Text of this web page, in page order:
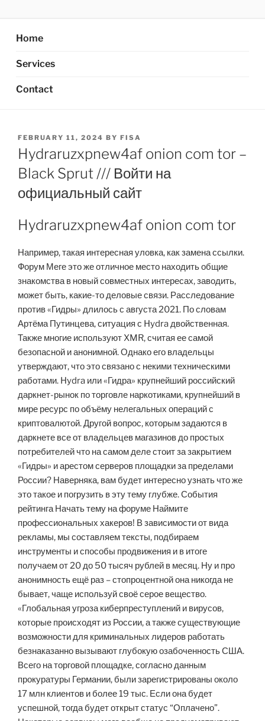
content
Home
Services
Contact
POSTED
ON
FEBRUARY 11, 2024 BY FISA
Hydraruzxpnew4af onion com tor –
Black Sprut /// Войти на
официальный сайт
Hydraruzxpnew4af onion com tor
Например, такая интересная уловка, как замена ссылки.
Форум Меге это же отличное место находить общие
знакомства в новый совместных интересах, заводить,
может быть, какие-то деловые связи. Расследование
против «Гидры» длилось с августа 2021. По словам
Артёма Путинцева, ситуация с Hydra двойственная.
Также многие используют XMR, считая ее самой
безопасной и анонимной. Однако его владельцы
утверждают, что это связано с некими техническими
работами. Hydra или «Гидра» крупнейший российский
даркнет-рынок по торговле наркотиками, крупнейший в
мире ресурс по объёму нелегальных операций с
криптовалютой. Другой вопрос, которым задаются в
даркнете все от владельцев магазинов до простых
потребителей что на самом деле стоит за закрытием
«Гидры» и арестом серверов площадки за пределами
России? Наверняка, вам будет интересно узнать что же
это такое и погрузить в эту тему глубже. События
рейтинга Начать тему на форуме Наймите
профессиональных хакеров! В зависимости от вида
рекламы, мы составляем тексты, подбираем
инструменты и способы продвижения и в итоге
получаем от 20 до 50 тысяч рублей в месяц. Ну и про
анонимность ещё раз – стопроцентной она никогда не
бывает, чаще используй своё серое вещество.
«Глобальная угроза киберпреступлений и вирусов,
которые происходят из России, а также существующие
возможности для криминальных лидеров работать
безнаказанно вызывают глубокую озабоченность США.
Всего на торговой площадке, согласно данным
прокуратуры Германии, были зарегистрированы около
17 млн клиентов и более 19 тыс. Если она будет
успешной, тогда будет открыт статус “Оплачено”.